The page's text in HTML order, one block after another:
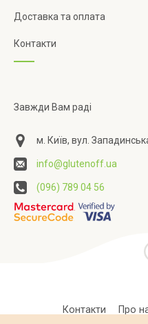
Доставка та оплата
Контакти
Завжди Вам раді
м. Київ, вул.
info@glutenoff.ua
(096) 789 04 56
Контакти Про